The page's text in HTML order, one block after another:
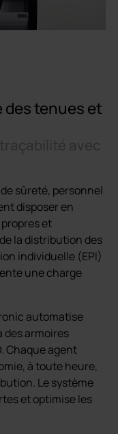
tenues et
sûreté, personnel
disposer en
et
la distribution des
individuelle (EPI)
une charge
automatise
des armoires
Chaque agent
à toute heure,
Le système
et optimise les